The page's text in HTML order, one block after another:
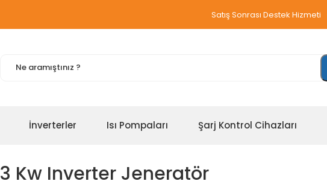
Satış Sonrası Destek Hizmeti
İnverterler Isı Pompaları Şarj Kontrol Cihazları
3 Kw Inverter Jeneratör